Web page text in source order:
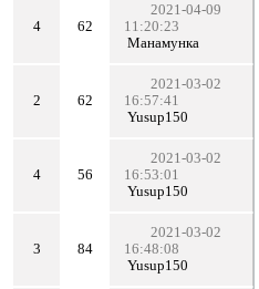
4 62
2021-04-09
11:20:23
Манамунка
2 62
2021-03-02
16:57:41
Yusup150
4 56
2021-03-02
16:53:01
Yusup150
3 84
2021-03-02
16:48:08
Yusup150